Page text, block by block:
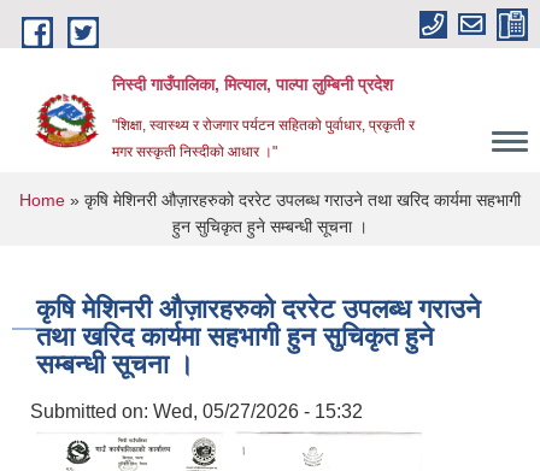
Skip to main content
निस्दी गाउँपालिका, मित्याल, पाल्पा लुम्बिनी प्रदेश
"शिक्षा, स्वास्थ्य र रोजगार पर्यटन सहितको पुर्वाधार, प्रकृती र
मगर सस्कृती निस्दीको आधार ।"
You are here
Home » कृषि मेशिनरी औज़ारहरुको दररेट उपलब्ध गराउने तथा खरिद कार्यमा सहभागी
हुन सुचिकृत हुने सम्बन्धी सूचना ।
कृषि मेशिनरी औज़ारहरुको दररेट उपलब्ध गराउने
तथा खरिद कार्यमा सहभागी हुन सुचिकृत हुने
सम्बन्धी सूचना ।
Submitted on: Wed, 05/27/2026 - 15:32